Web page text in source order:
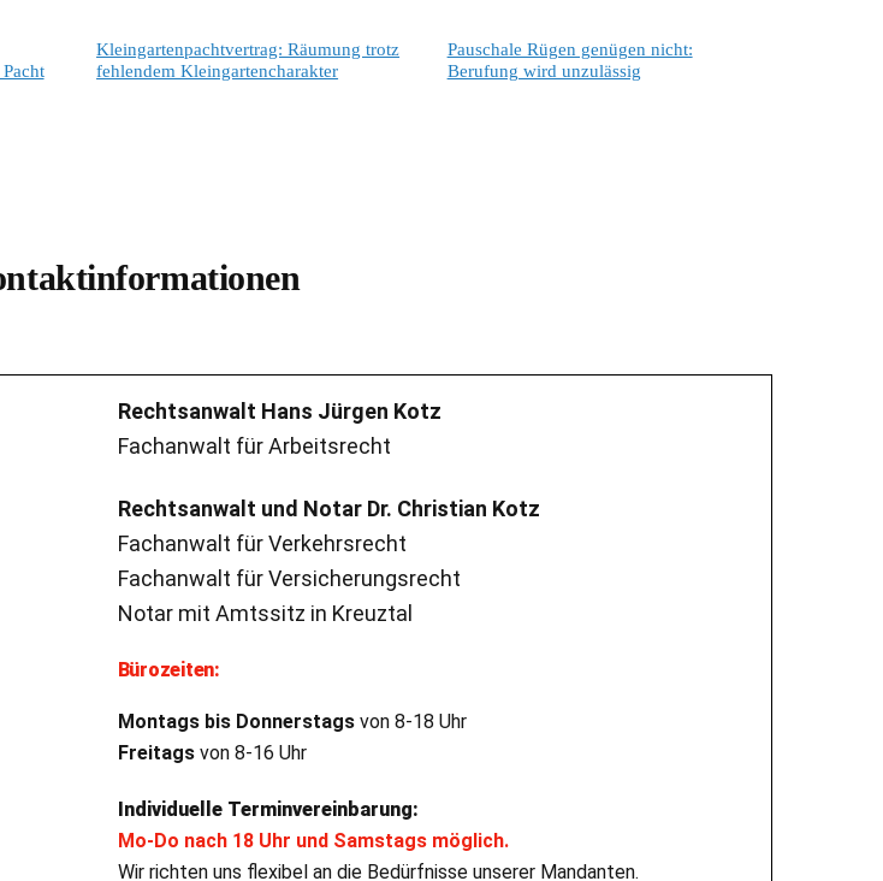
Kleingartenpachtvertrag: Räumung trotz
fehlendem Kleingartencharakter
Pauschale Rügen genügen nicht:
Berufung wird unzulässig
Rechtsanwalt Hans Jürgen Kotz
Fachanwalt für Arbeitsrecht
Rechtsanwalt und Notar Dr. Christian Kotz
Fachanwalt für Verkehrsrecht
Fachanwalt für Versicherungsrecht
Notar mit Amtssitz in Kreuztal
Bürozeiten:
Montags bis Donnerstagsvon 8-18 Uhr
Freitagsvon 8-16 Uhr
Individuelle Terminvereinbarung:
Mo-Do nach 18 Uhr und Samstags möglich.
Wir richten uns flexibel an die Bedürfnisse unserer Mandanten.